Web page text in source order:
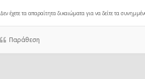
Δεν έχετε τα απαραίτητα δικαιώματα για να δείτε τα
Παράθεση